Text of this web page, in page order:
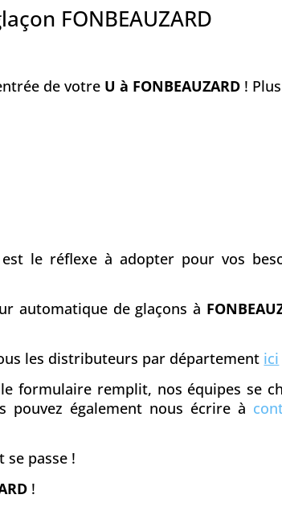
FONBEAUZARD
de votre U à FONBEAUZARD!
le réflexe à adopter pour vos
automatique de glaçons à
les distributeurs par département ici
formulaire remplit, nos équipes se
également nous écrire à
se passe !
!